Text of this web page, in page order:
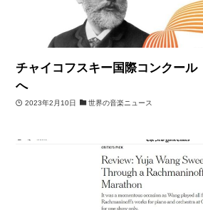
チャイコフスキー国際コンクール
へ
2023年2月10日 世界の音楽ニュース